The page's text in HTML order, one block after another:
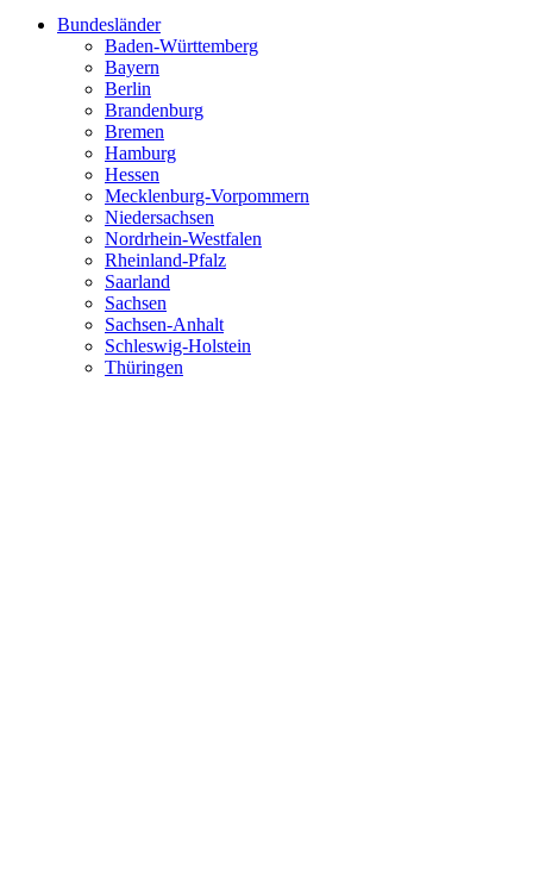
Bundesländer
Baden-Württemberg
Bayern
Berlin
Brandenburg
Bremen
Hamburg
Hessen
Mecklenburg-Vorpommern
Niedersachsen
Nordrhein-Westfalen
Rheinland-Pfalz
Saarland
Sachsen
Sachsen-Anhalt
Schleswig-Holstein
Thüringen